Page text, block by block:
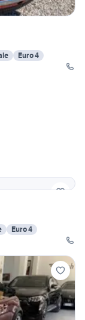
Euro 4
Euro 4